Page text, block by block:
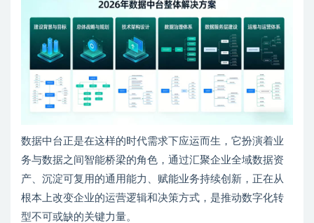
数据中台正是在这样的时代需求下应运而生，它扮演着业
务与数据之间智能桥梁的角色，通过汇聚企业全域数据资
产、沉淀可复用的通用能力、赋能业务持续创新，正在从
根本上改变企业的运营逻辑和决策方式，是推动数字化转
型不可或缺的关键力量。